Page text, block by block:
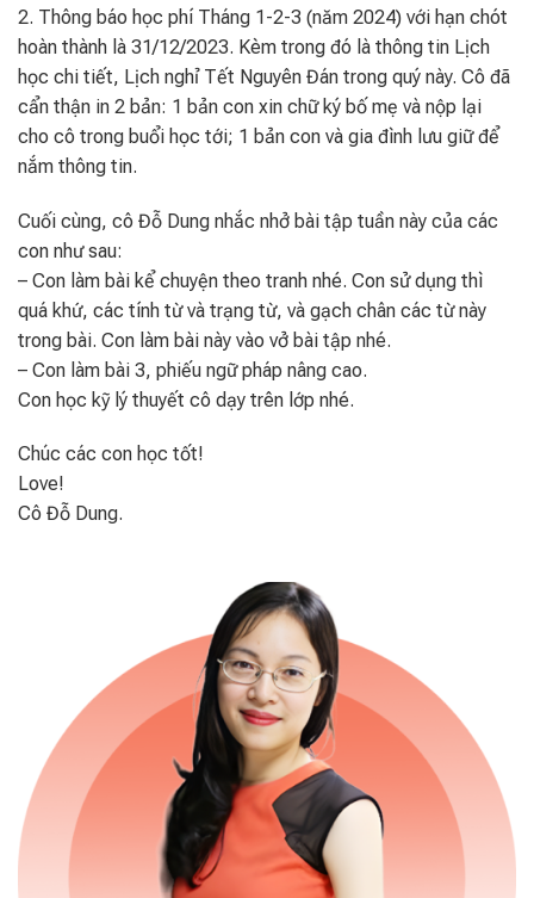
2. Thông báo học phí Tháng 1-2-3 (năm 2024) với hạn chót
hoàn thành là 31/12/2023. Kèm trong đó là thông tin Lịch
học chi tiết, Lịch nghỉ Tết Nguyên Đán trong quý này. Cô đã
cẩn thận in 2 bản: 1 bản con xin chữ ký bố mẹ và nộp lại
cho cô trong buổi học tới; 1 bản con và gia đình lưu giữ để
nắm thông tin.
Cuối cùng, cô Đỗ Dung nhắc nhở bài tập tuần này của các
con như sau:
– Con làm bài kể chuyện theo tranh nhé. Con sử dụng thì
quá khứ, các tính từ và trạng từ, và gạch chân các từ này
trong bài. Con làm bài này vào vở bài tập nhé.
– Con làm bài 3, phiếu ngữ pháp nâng cao.
Con học kỹ lý thuyết cô dạy trên lớp nhé.
Chúc các con học tốt!
Love!
Cô Đỗ Dung.